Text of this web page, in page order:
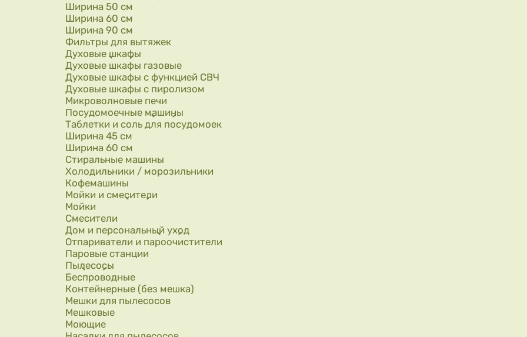
Ширина 50 см
Ширина 60 см
Ширина 90 см
Фильтры для вытяжек
Духовые шкафы
Духовые шкафы газовые
Духовые шкафы с функцией СВЧ
Духовые шкафы с пиролизом
Микроволновые печи
Посудомоечные машины
Таблетки и соль для посудомоек
Ширина 45 см
Ширина 60 см
Стиральные машины
Холодильники / морозильники
Кофемашины
Мойки и смесители
Мойки
Смесители
Дом и персональный уход
Отпариватели и пароочистители
Паровые станции
Пылесосы
Беспроводные
Контейнерные (без мешка)
Мешки для пылесосов
Мешковые
Моющие